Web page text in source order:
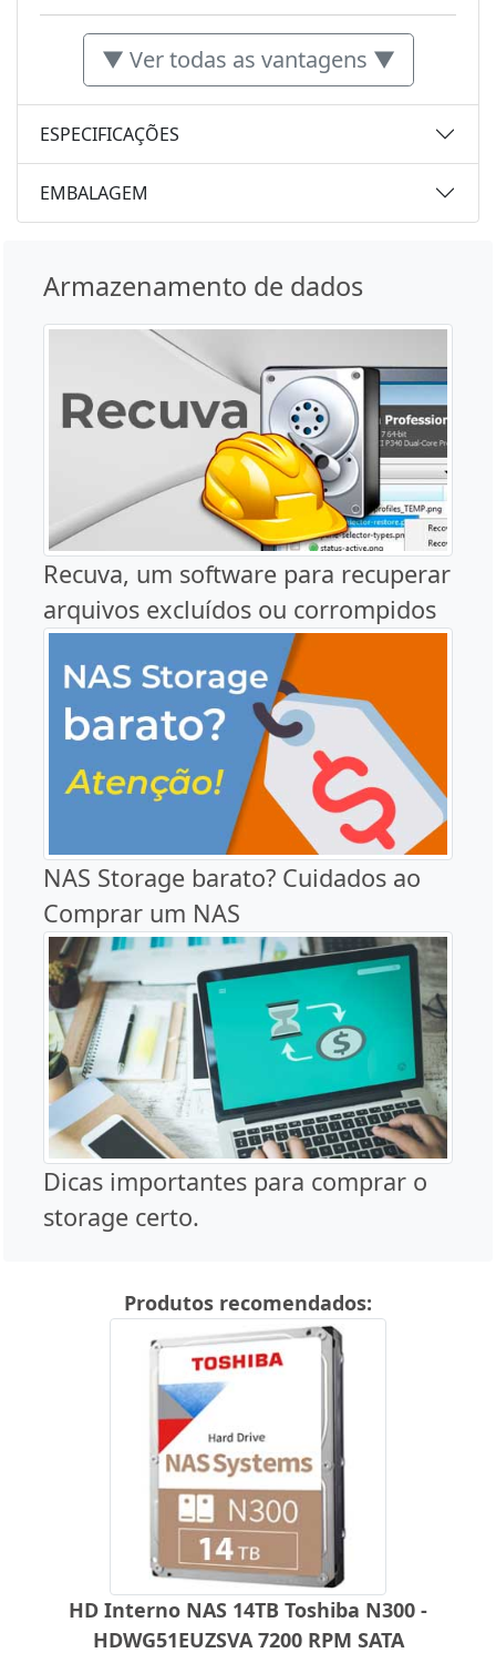
▼ Ver todas as vantagens ▼
ESPECIFICAÇÕES
EMBALAGEM
Armazenamento de dados
Recuva, um software para recuperar
arquivos excluídos ou corrompidos
NAS Storage barato? Cuidados ao
Comprar um NAS
Dicas importantes para comprar o
storage certo.
Produtos recomendados:
HD Interno NAS 14TB Toshiba N300 -
HDWG51EUZSVA 7200 RPM SATA